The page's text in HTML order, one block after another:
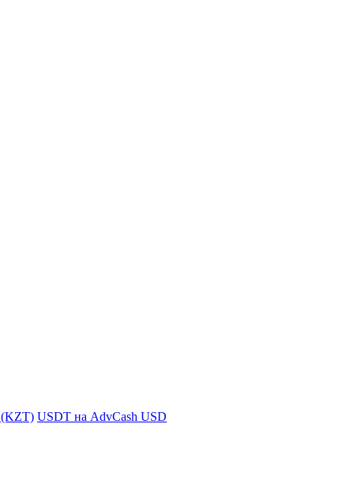
(KZT) USDT на AdvCash USD